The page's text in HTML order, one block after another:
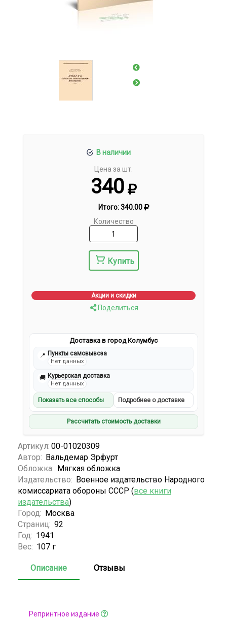
В наличии
Цена за шт.
340
Итого:340.00
Количество
Купить
Акции и скидки
Поделиться
Доставка в город Колумбус
📍 Пункты самовывоза
Нет данных
🚚 Курьерская доставка
Нет данных
Показать все способы Подробнее о доставке
Рассчитать стоимость доставки
Артикул: 00-01020309
Автор: Вальдемар Эрфурт
Обложка: Мягкая обложка
Издательство: Военное издательство Народного
комиссариата обороны СССР (все книги
издательства)
Город: Москва
Страниц: 92
Год: 1941
Вес: 107 г
Описание Отзывы
Репринтное издание